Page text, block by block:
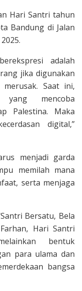
Hari Santri tahun
Bandung di Jalan
adalah
jika digunakan
Saat ini,
mencoba
Palestina. Maka
digital,”
menjadi garda
memilah mana
serta menjaga
Bersatu, Bela
Hari Santri
bentuk
para ulama dan
bangsa